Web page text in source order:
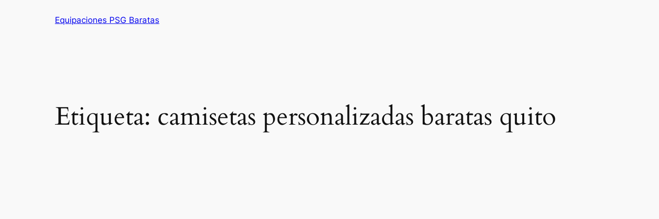
Equipaciones PSG Baratas
Etiqueta: camisetas personalizadas baratas quito